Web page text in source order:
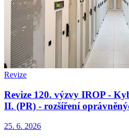
Revize
Revize 120. výzvy IROP -
II. (PR) - rozšíření
25. 6. 2026